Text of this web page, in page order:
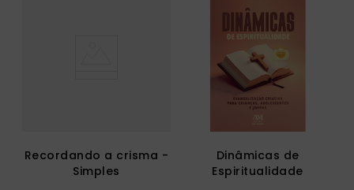
Recordando a crisma -
Simples
Dinâmicas de
Espiritualidade